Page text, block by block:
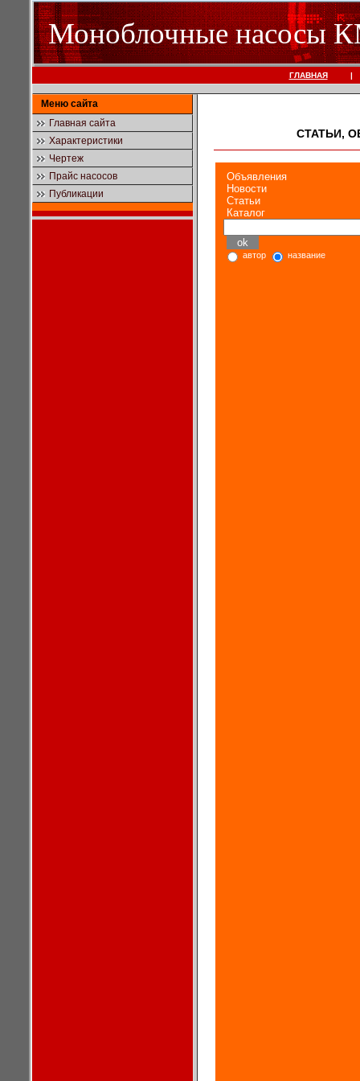
Моноблочные насосы
ГЛАВНАЯ |
Меню сайта
Главная сайта
Характеристики
Чертеж
Прайс насосов
Публикации
СТАТЬИ,
Объявления
Новости
Статьи
Каталог
автор название